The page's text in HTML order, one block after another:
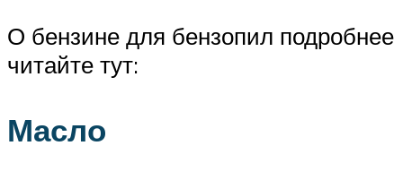
О бензине для бензопил подробнее
читайте тут:
Масло